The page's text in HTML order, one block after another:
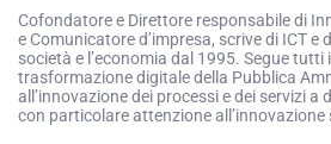
Cofondatore e Direttore responsabile di
e Comunicatore d’impresa, scrive di ICT e
società e l’economia dal 1995. Segue tutti
trasformazione digitale della Pubblica
all’innovazione dei processi e dei servizi a
con particolare attenzione all’innovazione